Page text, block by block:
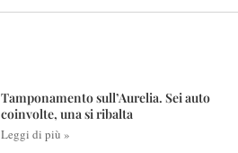
Tamponamento sull’Aurelia. Sei auto
coinvolte, una si ribalta
Leggi di più »